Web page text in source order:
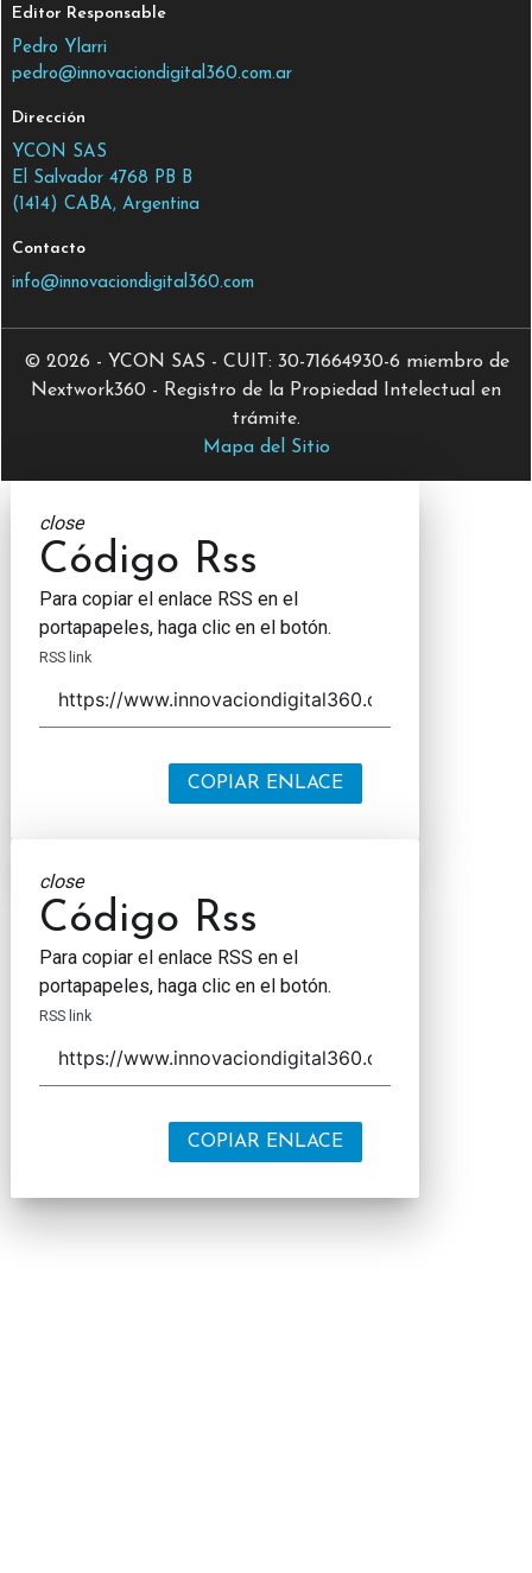
Editor Responsable
Pedro Ylarri
pedro@innovaciondigital360.com.ar
Dirección
YCON SAS
El Salvador 4768 PB B
(1414) CABA, Argentina
Contacto
info@innovaciondigital360.com
© 2026 - YCON SAS - CUIT: 30-71664930-6 miembro de
Nextwork360 - Registro de la Propiedad Intelectual en
trámite.
Mapa del Sitio
close
Código Rss
Para copiar el enlace RSS en el
portapapeles, haga clic en el botón.
RSS link
COPIAR ENLACE
close
Código Rss
Para copiar el enlace RSS en el
portapapeles, haga clic en el botón.
RSS link
COPIAR ENLACE